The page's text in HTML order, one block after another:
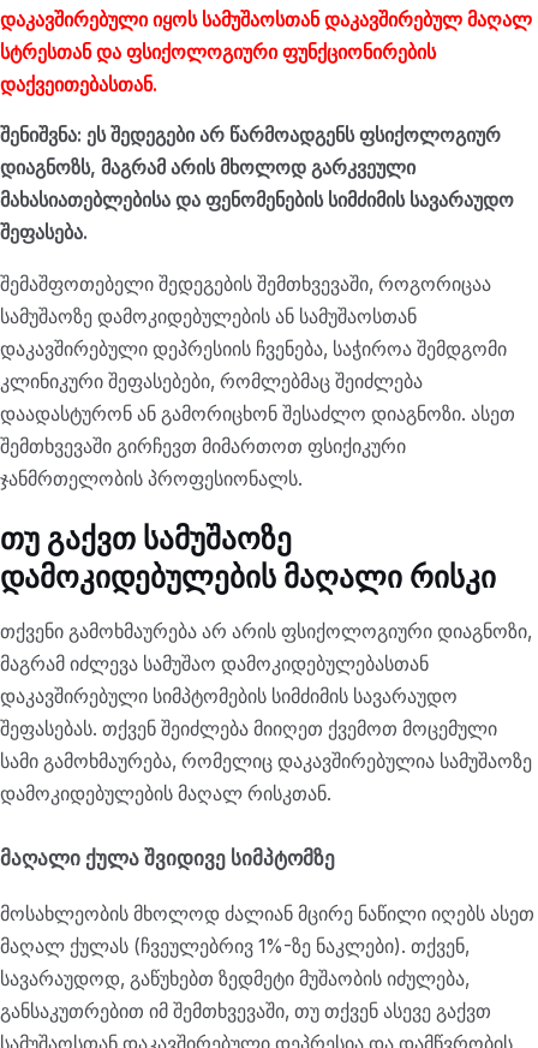
დაკავშირებული იყოს სამუშაოსთან დაკავშირებულ მაღალ
სტრესთან და ფსიქოლოგიური ფუნქციონირების
დაქვეითებასთან.
შენიშვნა: ეს შედეგები არ წარმოადგენს ფსიქოლოგიურ
დიაგნოზს, მაგრამ არის მხოლოდ გარკვეული
მახასიათებლებისა და ფენომენების სიმძიმის სავარაუდო
შეფასება.
შემაშფოთებელი შედეგების შემთხვევაში, როგორიცაა
სამუშაოზე დამოკიდებულების ან სამუშაოსთან
დაკავშირებული დეპრესიის ჩვენება, საჭიროა შემდგომი
კლინიკური შეფასებები, რომლებმაც შეიძლება
დაადასტურონ ან გამორიცხონ შესაძლო დიაგნოზი. ასეთ
შემთხვევაში გირჩევთ მიმართოთ ფსიქიკური
ჯანმრთელობის პროფესიონალს.
თუ გაქვთ სამუშაოზე
დამოკიდებულების მაღალი რისკი
თქვენი გამოხმაურება არ არის ფსიქოლოგიური დიაგნოზი,
მაგრამ იძლევა სამუშაო დამოკიდებულებასთან
დაკავშირებული სიმპტომების სიმძიმის სავარაუდო
შეფასებას. თქვენ შეიძლება მიიღეთ ქვემოთ მოცემული
სამი გამოხმაურება, რომელიც დაკავშირებულია სამუშაოზე
დამოკიდებულების მაღალ რისკთან.
მაღალი ქულა შვიდივე სიმპტომზე
მოსახლეობის მხოლოდ ძალიან მცირე ნაწილი იღებს ასეთ
მაღალ ქულას (ჩვეულებრივ 1%-ზე ნაკლები). თქვენ,
სავარაუდოდ, გაწუხებთ ზედმეტი მუშაობის იძულება,
განსაკუთრებით იმ შემთხვევაში, თუ თქვენ ასევე გაქვთ